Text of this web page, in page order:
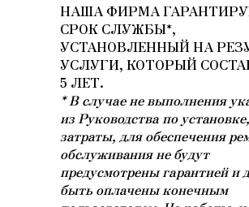
НАША ФИРМА
СРОК СЛУЖБЫ*,
УСТАНОВЛЕННЫЙ НА
УСЛУГИ, КОТОРЫЙ
5 ЛЕТ.
* В случае не выполнения
из Руководства по установке,
затраты, для обеспечения
обслуживания не будут
предусмотрены гарантией и
быть оплачены конечным